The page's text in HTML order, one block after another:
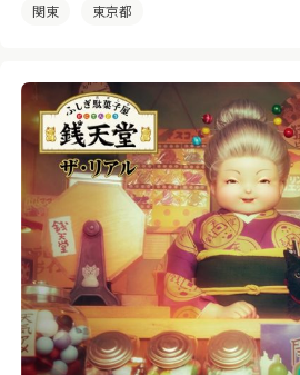
関東 東京都